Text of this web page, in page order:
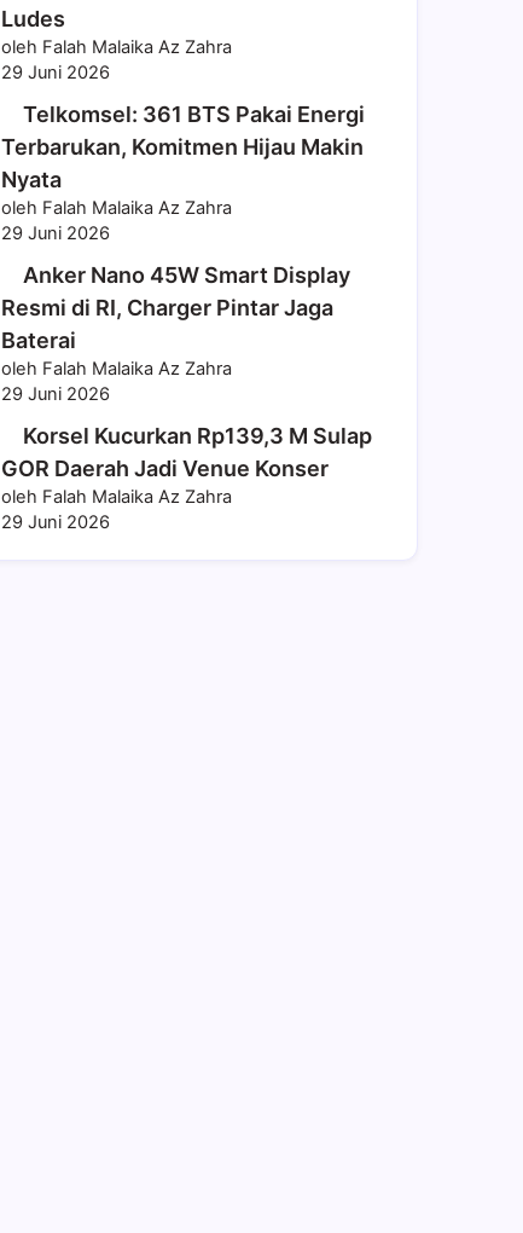
Ludes
oleh Falah Malaika Az Zahra
29 Juni 2026
Telkomsel: 361 BTS Pakai Energi
Terbarukan, Komitmen Hijau Makin
Nyata
oleh Falah Malaika Az Zahra
29 Juni 2026
Anker Nano 45W Smart Display
Resmi di RI, Charger Pintar Jaga
Baterai
oleh Falah Malaika Az Zahra
29 Juni 2026
Korsel Kucurkan Rp139,3 M Sulap
GOR Daerah Jadi Venue Konser
oleh Falah Malaika Az Zahra
29 Juni 2026